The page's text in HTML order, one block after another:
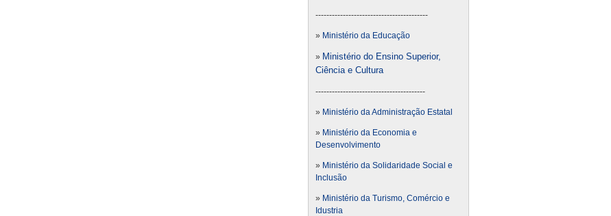
-----------------------------------------
» Ministério da Educação
» Ministério do Ensino Superior,
Ciência e Cultura
----------------------------------------
» Ministério da Administração Estatal
» Ministério da Economia e
Desenvolvimento
» Ministério da Solidaridade Social e
Inclusão
» Ministério da Turismo, Comércio e
Idustria